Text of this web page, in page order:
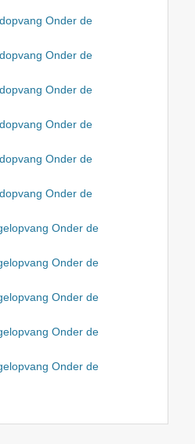
Onder de
Onder de
Onder de
Onder de
Onder de
Onder de
Onder de
Onder de
Onder de
Onder de
Onder de